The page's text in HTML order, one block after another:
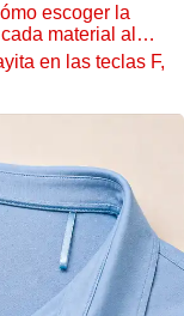
escoger la
material al
en las teclas F,